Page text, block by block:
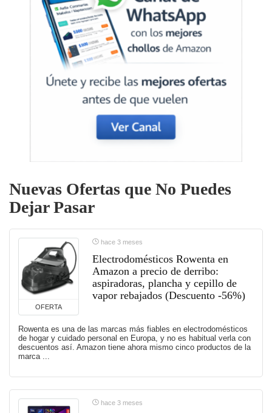
Nuevas Ofertas que No Puedes
Dejar Pasar
OFERTA
hace 3 meses
Electrodomésticos Rowenta en
Amazon a precio de derribo:
aspiradoras, plancha y cepillo de
vapor rebajados (Descuento -56%)
Rowenta es una de las marcas más fiables en electrodomésticos
de hogar y cuidado personal en Europa, y no es habitual verla con
descuentos así. Amazon tiene ahora mismo cinco productos de la
marca ...
hace 3 meses